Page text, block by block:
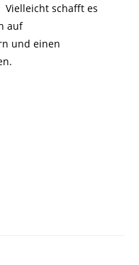
Vielleicht schafft es
auf
und einen